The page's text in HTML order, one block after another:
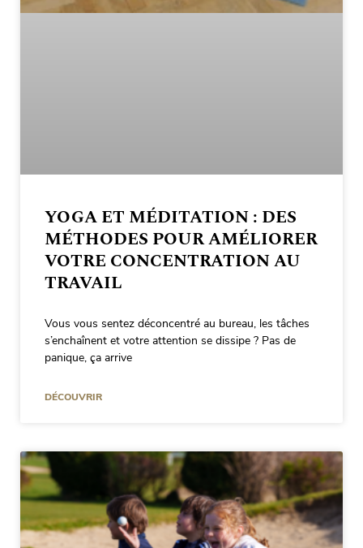
YOGA ET MÉDITATION : DES
MÉTHODES POUR AMÉLIORER
VOTRE CONCENTRATION AU
TRAVAIL
Vous vous sentez déconcentré au bureau, les tâches
s’enchaînent et votre attention se dissipe ? Pas de
panique, ça arrive
DÉCOUVRIR